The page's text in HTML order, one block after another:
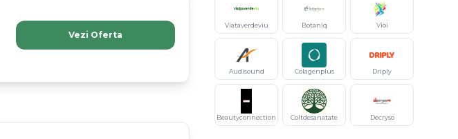
Vezi Oferta
Viataverdeviu Botaniq Vioi
Audisound Colagenplus Driply
Beautyconnection Coltdesanatate Decryso